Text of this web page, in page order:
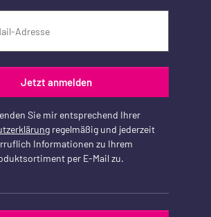
Jetzt anmelden
Sie mir entsprechend Ihrer
regelmäßig und jederzeit
Informationen zu Ihrem
per E-Mail zu.